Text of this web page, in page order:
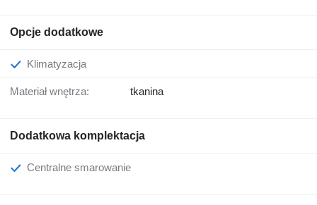
Opcje dodatkowe
Klimatyzacja
Materiał wnętrza: tkanina
Dodatkowa komplektacja
Centralne smarowanie